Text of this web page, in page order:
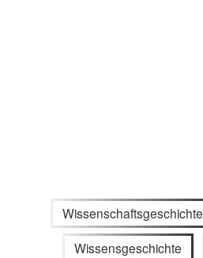
Wissenschaftsgeschichte
Wissensgeschichte